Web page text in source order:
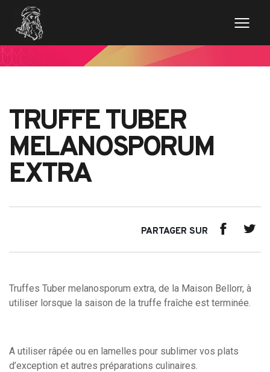
TRUFFE TUBER
MELANOSPORUM
EXTRA
PARTAGER SUR
Truffes Tuber melanosporum extra, de la Maison Bellorr, à
utiliser lorsque la saison de la truffe fraîche est terminée.
A utiliser râpée ou en lamelles pour sublimer vos plats
d’exception et autres préparations culinaires.